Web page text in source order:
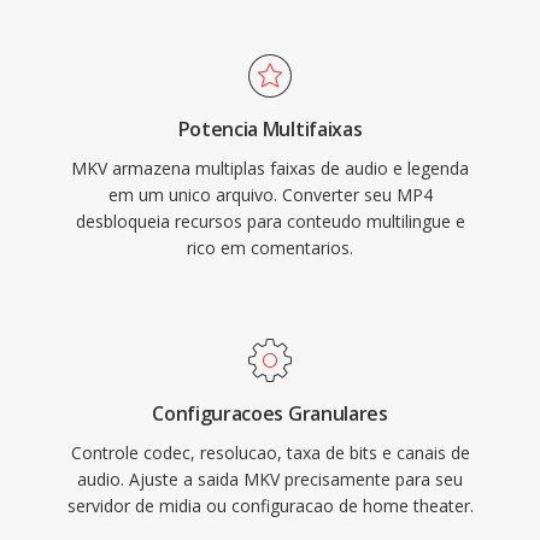
armazenamento limitado.
mais ricos em recursos disponíveis. A
especificação aberta garante que qualquer
desenvolvedor possa implementar leitura é
escrita MKV sem taxas de licenciamento, o que
impulsionou ampla adoção em reprodutores
de mídia, ferramentas de streaming é software
em um único arquivo bem organizado fez do
MKV o container preferido para distribuição de
vídeo de alta qualidade, arquivamento é
bibliotecas de mídia pessoal.
Potencia Multifaixas
MKV armazena multiplas faixas de audio e legenda
em um unico arquivo. Converter seu MP4
desbloqueia recursos para conteudo multilingue e
rico em comentarios.
Configuracoes Granulares
Controle codec, resolucao, taxa de bits e canais de
audio. Ajuste a saida MKV precisamente para seu
servidor de midia ou configuracao de home theater.